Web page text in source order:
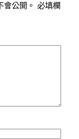
公開。 必填欄